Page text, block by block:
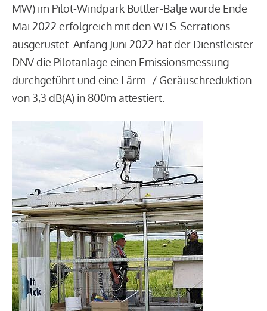
MW) im Pilot-Windpark Büttler-Balje wurde Ende
Mai 2022 erfolgreich mit den WTS-Serrations
ausgerüstet. Anfang Juni 2022 hat der Dienstleister
DNV die Pilotanlage einen Emissionsmessung
durchgeführt und eine Lärm- / Geräuschreduktion
von 3,3 dB(A) in 800m attestiert.